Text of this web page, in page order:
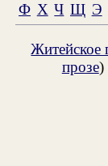
Ф Х Ч Щ Э
Житейское
прозе)